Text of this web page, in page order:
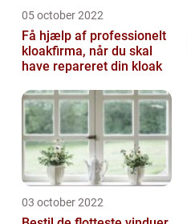
05 october 2022
Få hjælp af professionelt
kloakfirma, når du skal
have repareret din kloak
03 october 2022